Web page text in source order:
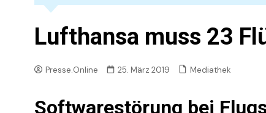
Lufthansa muss 23
Presse.Online 25. März 2019 Mediathek
Softwarestörung bei